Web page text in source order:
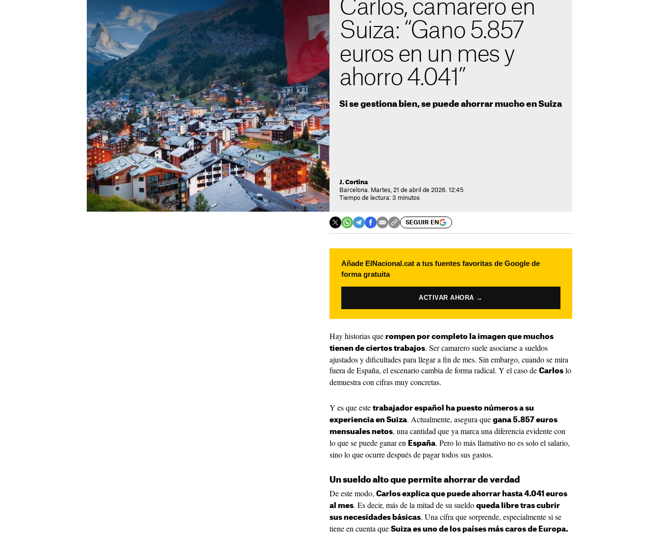
Carlos, camarero en
Suiza: “Gano 5.857
euros en un mes y
ahorro 4.041”
Si se gestiona bien, se puede ahorrar mucho en Suiza
J. Cortina
Barcelona. Martes, 21 de abril de 2026. 12:45
Tiempo de lectura: 3 minutos
SEGUIR EN
Añade ElNacional.cat a tus fuentes favoritas de Google de
forma gratuita
ACTIVAR AHORA →
Hay historias que rompen por completo la imagen que muchos
tienen de ciertos trabajos. Ser camarero suele asociarse a sueldos
ajustados y dificultades para llegar a fin de mes. Sin embargo, cuando se mira
fuera de España, el escenario cambia de forma radical. Y el caso de Carlos lo
demuestra con cifras muy concretas.
Y es que este trabajador español ha puesto números a su
experiencia en Suiza. Actualmente, asegura que gana 5.857 euros
mensuales netos, una cantidad que ya marca una diferencia evidente con
lo que se puede ganar en España. Pero lo más llamativo no es solo el salario,
sino lo que ocurre después de pagar todos sus gastos.
Un sueldo alto que permite ahorrar de verdad
De este modo, Carlos explica que puede ahorrar hasta 4.041 euros
al mes. Es decir, más de la mitad de su sueldo queda libre tras cubrir
sus necesidades básicas. Una cifra que sorprende, especialmente si se
tiene en cuenta que Suiza es uno de los países más caros de Europa.